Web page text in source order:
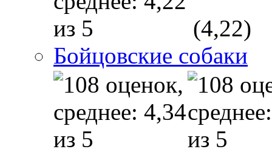
(4,22)
Бойцовские собаки